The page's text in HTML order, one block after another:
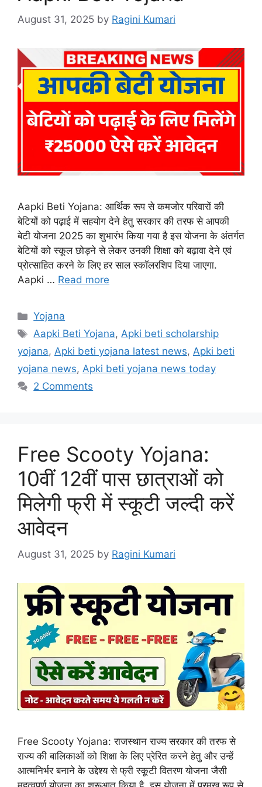
August 31, 2025 by Ragini Kumari
Aapki Beti Yojana: आर्थिक रूप से कमजोर परिवारों की
बेटियों को पढ़ाई में सहयोग देने हेतु सरकार की तरफ से आपकी
बेटी योजना 2025 का शुभारंभ किया गया है इस योजना के अंतर्गत
बेटियों को स्कूल छोड़ने से लेकर उनकी शिक्षा को बढ़ावा देने एवं
प्रोत्साहित करने के लिए हर साल स्कॉलरशिप दिया जाएगा.
Aapki … Read more
Categories
Yojana
Tags
Aapki Beti Yojana,Apki beti scholarship
yojana, Apki beti yojana latest news, Apki beti
yojana news, Apki beti yojana news today
2 Comments
Free Scooty Yojana:
10वीं 12वीं पास छात्राओं को
मिलेगी फ्री में स्कूटी जल्दी करें
आवेदन
August 31, 2025 by Ragini Kumari
Free Scooty Yojana: राजस्थान राज्य सरकार की तरफ से
राज्य की बालिकाओं को शिक्षा के लिए प्रेरित करने हेतु और उन्हें
आत्मनिर्भर बनाने के उद्देश्य से फ्री स्कूटी वितरण योजना जैसी